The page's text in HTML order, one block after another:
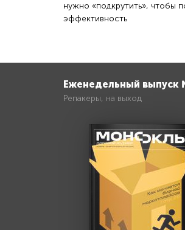
нужно «подкрутить», чтобы
эффективность
Еженедельный выпуск
Репакеры, на выход